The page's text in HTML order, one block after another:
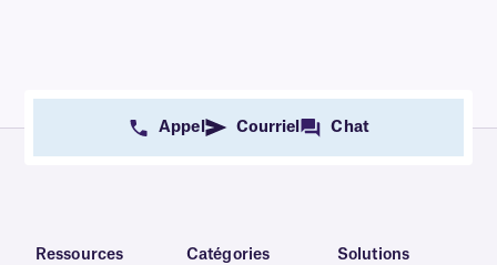
Appel Courriel Chat
Ressources Catégories Solutions